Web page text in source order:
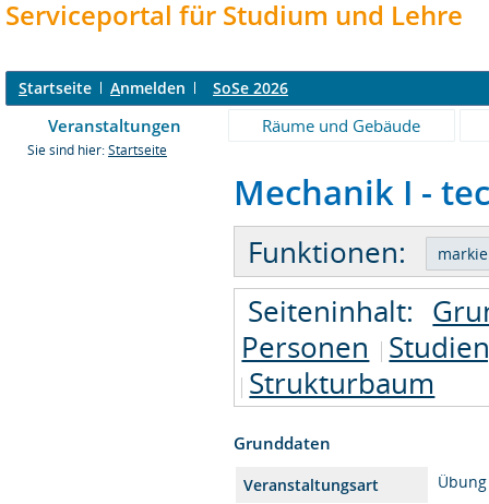
Serviceportal für Studium und Lehre
Startseite Anmelden SoSe 2026
Veranstaltungen Räume und Gebäude
Sie sind hier: Startseite
Mechanik I -
Funktionen:
Seiteninhalt:
Personen
Strukturbaum
Grunddaten
Veranstaltungsart
Übung